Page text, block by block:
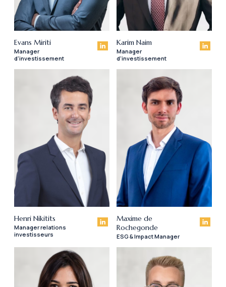
Evans Miriti
Manager
d'investissement
Karim Naim
Manager
d'investissement
Henri Nikitits
Manager relations
investisseurs
Maxime de
Rochegonde
ESG & Impact Manager